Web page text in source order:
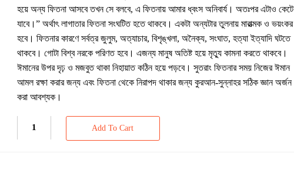
হয়ে অন্য ফিতনা আসবে তখন সে বলবে, এ ফিতনায় আমার ধ্বংস অনিবার্য। অতঃপর এটাও কেটে
যাবে।” অর্থাৎ লাগাতার ফিতনা সংঘটিত হতে থাকবে। একটা অন্যটার তুলনায় মারাত্মক ও ভয়ংকর
হবে। ফিতনার কারণে সর্বত্র জুলুম, অত্যাচার, বিশৃঙ্খলা, অনৈক্য, সংঘাত, হত্যা ইত্যাদি ঘটতে
থাকবে। গোটা বিশ্ব নরকে পরিণত হবে। এজন্য মানুষ অতিষ্ট হয়ে মৃত্যু কামনা করতে থাকবে।
ঈমানের উপর দৃঢ় ও মজবুত থাকা নিহায়াত কঠিন হয়ে পড়বে। সুতরাং ফিতনার সময় নিজের ঈমান
আমল রক্ষা করার জন্য এবং ফিতনা থেকে নিরাপদ থাকার জন্য কুরআন-সুন্নাহর সঠিক জ্ঞান অর্জন
করা আবশ্যক।
Add To Cart